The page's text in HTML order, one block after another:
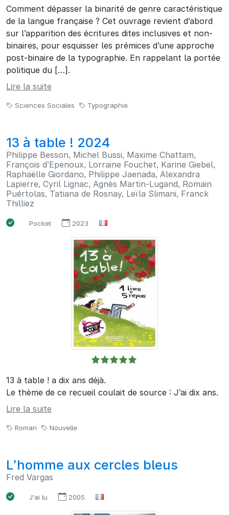
Comment dépasser la binarité de genre caractéristique
de la langue française ? Cet ouvrage revient d’abord
sur l’apparition des écritures dites inclusives et non-
binaires, pour esquisser les prémices d’une approche
post‑binaire de la typographie. En rappelant la portée
politique du […].
Lire la suite
Sciences Sociales Typographie
13 à table ! 2024
Philippe Besson, Michel Bussi, Maxime Chattam,
François d’Epenoux, Lorraine Fouchet, Karine Giebel,
Raphaëlle Giordano, Philippe Jaenada, Alexandra
Lapierre, Cyril Lignac, Agnès Martin-Lugand, Romain
Puértolas, Tatiana de Rosnay, Leïla Slimani, Franck
Thilliez
Pocket 2023
13 à table ! a dix ans déjà.
Le thème de ce recueil coulait de source : J’ai dix ans.
Lire la suite
Roman Nouvelle
L’homme aux cercles bleus
Fred Vargas
J’ai lu 2005